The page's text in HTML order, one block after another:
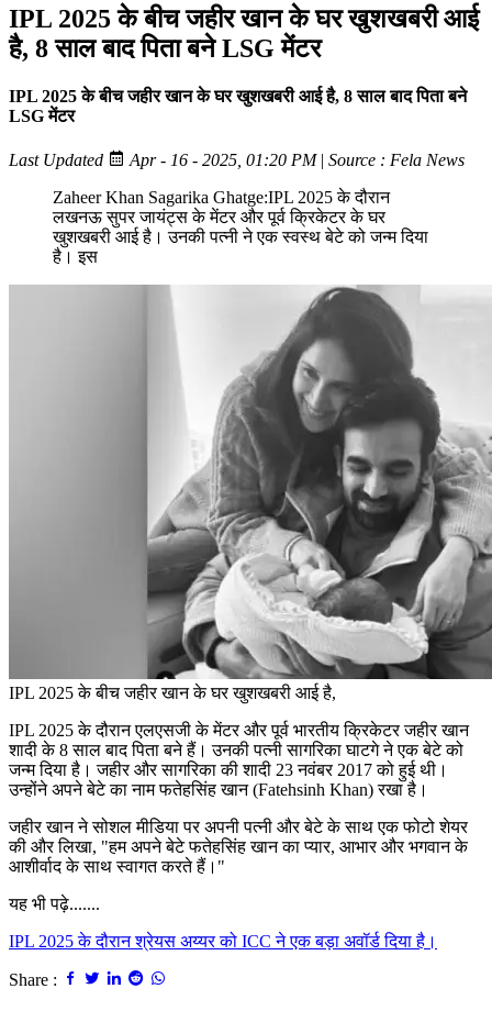
IPL 2025 के बीच जहीर खान के घर खुशखबरी आई
है, 8 साल बाद पिता बने LSG मेंटर
IPL 2025 के बीच जहीर खान के घर खुशखबरी आई है, 8 साल बाद पिता बने
LSG मेंटर
Last Updated Apr - 16 - 2025, 01:20 PM| Source : Fela News
Zaheer Khan Sagarika Ghatge:IPL 2025 के दौरान
लखनऊ सुपर जायंट्स के मेंटर और पूर्व क्रिकेटर के घर
खुशखबरी आई है। उनकी पत्नी ने एक स्वस्थ बेटे को जन्म दिया
है। इस
IPL 2025 के बीच जहीर खान के घर खुशखबरी आई है,
IPL 2025 के दौरान एलएसजी के मेंटर और पूर्व भारतीय क्रिकेटर जहीर खान
शादी के 8 साल बाद पिता बने हैं। उनकी पत्नी सागरिका घाटगे ने एक बेटे को
जन्म दिया है। जहीर और सागरिका की शादी 23 नवंबर 2017 को हुई थी।
उन्होंने अपने बेटे का नाम फतेहसिंह खान (Fatehsinh Khan) रखा है।
जहीर खान ने सोशल मीडिया पर अपनी पत्नी और बेटे के साथ एक फोटो शेयर
की और लिखा, "हम अपने बेटे फतेहसिंह खान का प्यार, आभार और भगवान के
आशीर्वाद के साथ स्वागत करते हैं।"
यह भी पढ़े.......
IPL 2025 के दौरान श्रेयस अय्यर को ICC ने एक बड़ा अवॉर्ड दिया है।
Share :